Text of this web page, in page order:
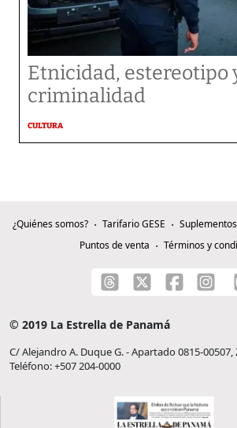
Etnicidad, estereotipo
criminalidad
CULTURA
¿Quiénes somos? Tarifario GESE Suplementos
Puntos de venta
Términos y
© 2019 La Estrella de Panamá
C/ Alejandro A. Duque G. - Apartado 0815-00507,
Teléfono: +507 204-0000